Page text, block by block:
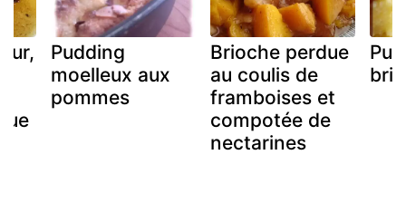
Pudding
moelleux aux
pommes
Brioche perdue
au coulis de
framboises et
compotée de
nectarines